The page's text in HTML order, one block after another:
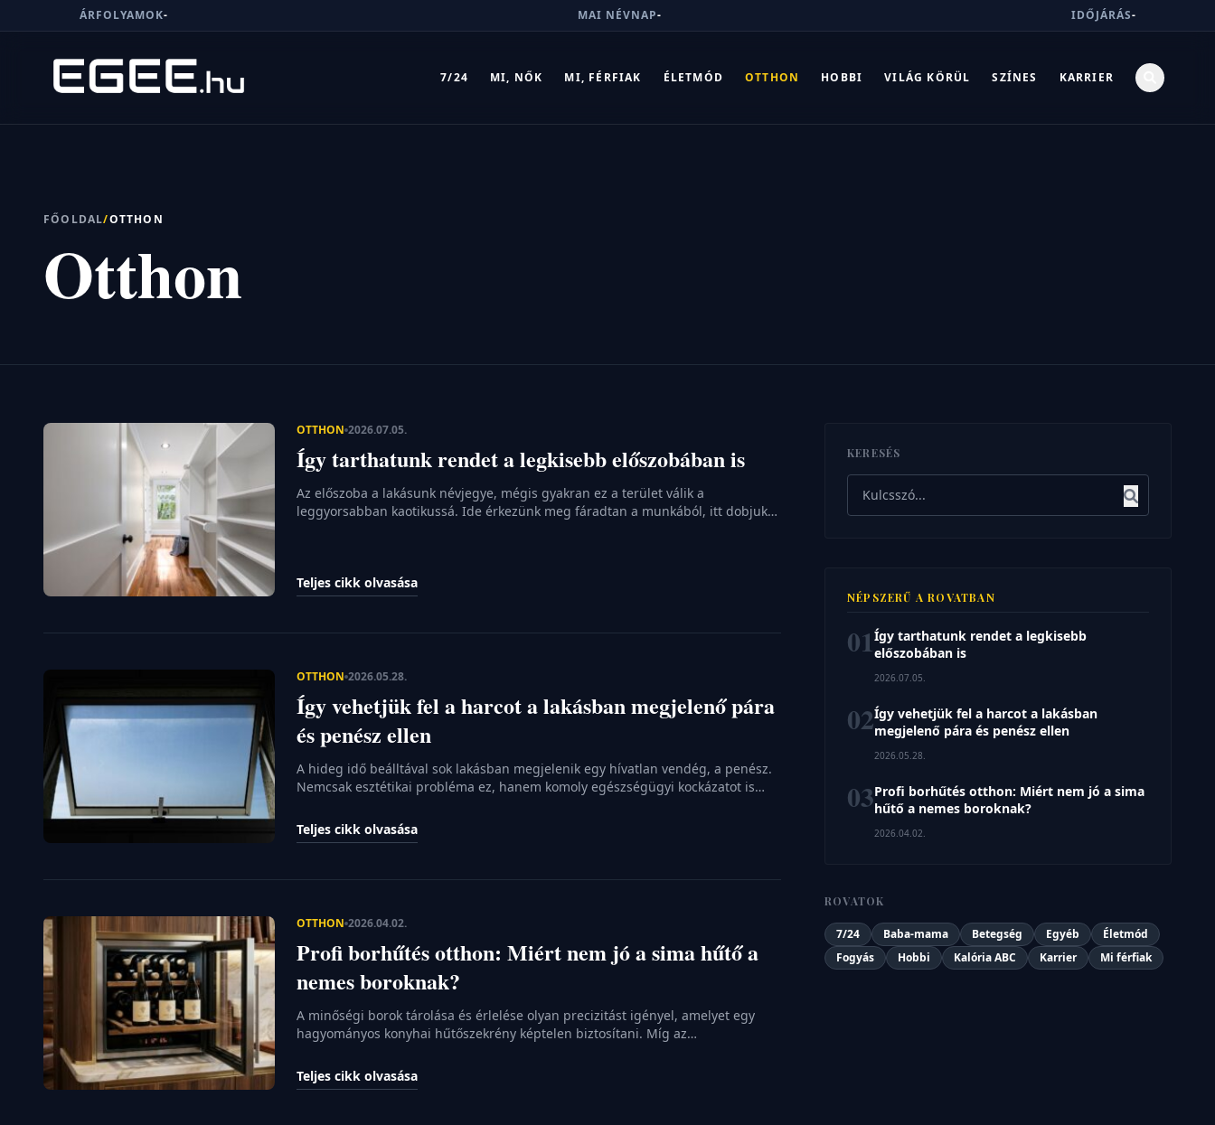
ÁRFOLYAMOK- MAI NÉVNAP- IDŐJÁRÁS-
7/24 MI, NŐK MI, FÉRFIAK ÉLETMÓD OTTHON HOBBI VILÁG KÖRÜL SZÍNES KARRIER
Menü
ÉLETMÓD
HOBBI
FŐOLDAL/OTTHON
Otthon
OTTHON 2026.07.05.
Így tarthatunk rendet a legkisebb előszobában is
Az előszoba a lakásunk névjegye, mégis gyakran ez a terület válik a
leggyorsabban kaotikussá. Ide érkezünk meg fáradtan a munkából, itt dobjuk
néhány […]
Teljes cikk olvasása
OTTHON 2026.05.28.
Így vehetjük fel a harcot a lakásban megjelenő pára
és penész ellen
A hideg idő beálltával sok lakásban megjelenik egy hívatlan vendég, a penész.
Nemcsak esztétikai probléma ez, hanem komoly egészségügyi kockázatot is
mentén gyakran a nem megfelelő szellőzésre vezethetők vissza. Érdemes
időben lépni, mielőtt a spórák teljesen elszaporodnának a falakon. Szerencsére
Teljes cikk olvasása
OTTHON 2026.04.02.
Profi borhűtés otthon: Miért nem jó a sima hűtő a
nemes boroknak?
A minőségi borok tárolása és érlelése olyan precizitást igényel, amelyet egy
hagyományos konyhai hűtőszekrény képtelen biztosítani. Míg az
számára ez a közeg hosszú távon végzetes lehet. A nemes tételek meghálálják
a gondoskodást, egy profi borhűtő pedig segít megőrizni azokat az aromákat,
Teljes cikk olvasása
KERESÉS
NÉPSZERŰ A ROVATBAN
01Így tarthatunk rendet a legkisebb
előszobában is
2026.07.05.
02Így vehetjük fel a harcot a lakásban
megjelenő pára és penész ellen
2026.05.28.
03Profi borhűtés otthon: Miért nem jó a sima
hűtő a nemes boroknak?
2026.04.02.
ROVATOK
7/24 Baba-mama Betegség Egyéb
Életmód
Fogyás
Hobbi Kalória ABC Karrier Mi férfiak